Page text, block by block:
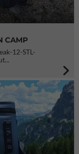
CAMP
12-STL-